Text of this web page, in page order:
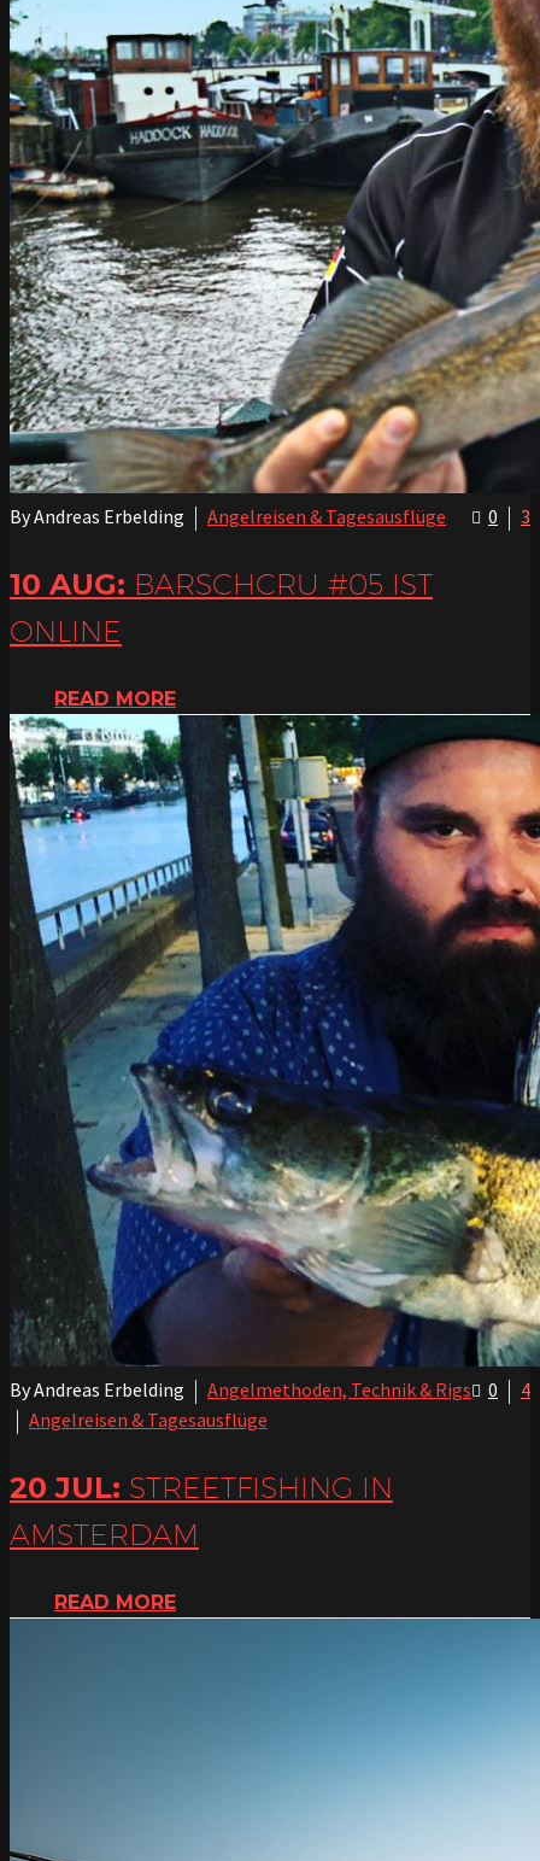
0 3
By Andreas Erbelding Angelreisen & Tagesausflüge
10 AUG: BARSCHCRU #05 IST
ONLINE
READ MORE
0 4
By Andreas Erbelding
Angelmethoden, Technik & Rigs
Angelreisen & Tagesausflüge
20 JUL: STREETFISHING IN
AMSTERDAM
READ MORE